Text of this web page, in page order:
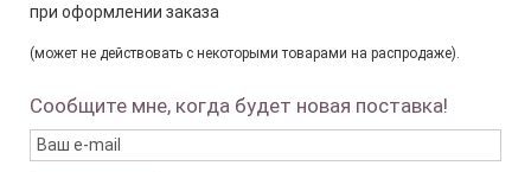
при оформлении заказа
(может не действовать с некоторыми товарами на распродаже).
Сообщите мне, когда будет новая поставка!